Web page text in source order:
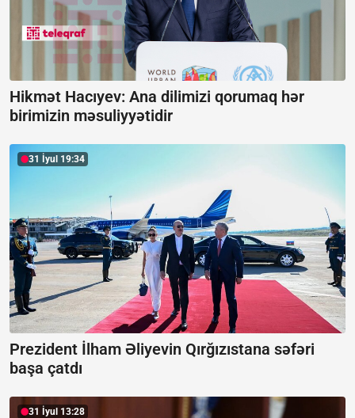
Hikmət Hacıyev: Ana dilimizi qorumaq hər
birimizin məsuliyyətidir
31 İyul 19:34
Prezident İlham Əliyevin Qırğızıstana səfəri
başa çatdı
31 İyul 13:28